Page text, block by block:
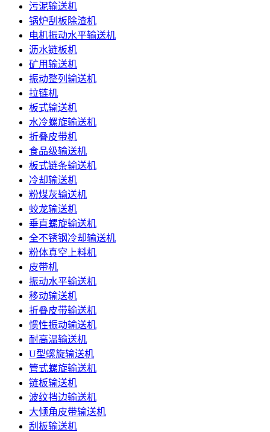
污泥输送机
锅炉刮板除渣机
电机振动水平输送机
沥水链板机
矿用输送机
振动整列输送机
拉链机
板式输送机
水冷螺旋输送机
折叠皮带机
食品级输送机
板式链条输送机
冷却输送机
粉煤灰输送机
蛟龙输送机
垂直螺旋输送机
全不锈钢冷却输送机
粉体真空上料机
皮带机
振动水平输送机
移动输送机
折叠皮带输送机
惯性振动输送机
耐高温输送机
U型螺旋输送机
管式螺旋输送机
链板输送机
波纹挡边输送机
大倾角皮带输送机
刮板输送机